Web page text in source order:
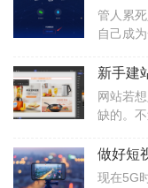
管人累
自己成
新做人”
塑造人
不规范
新手建
网站若
缺的。
网页设
做好短
现在5G